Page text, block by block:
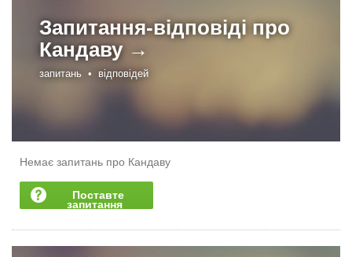
Запитання-відповіді про
Кандаву →
запитань • відповідей
Немає запитань про Кандаву
Поставте
запитання